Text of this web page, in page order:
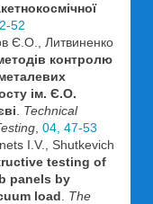
52
Є.О., Литвиненко
контролю
ім. Є.О.
Technical
04, 47-53
I.V., Shutkevich
testing of
panels by
load
The